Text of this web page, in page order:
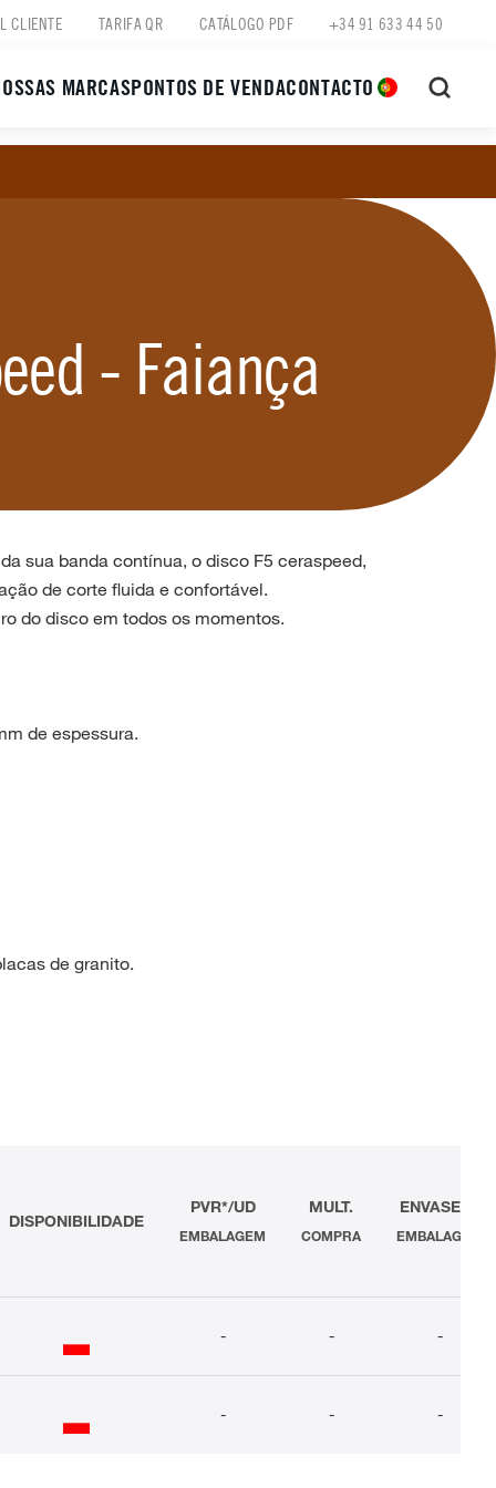
CLIENTE TARIFA QR CATÁLOGO PDF +34 91 633 44 50
MARCASPONTOS DE VENDACONTACTO
- Faiança
sua banda contínua, o disco F5 ceraspeed,
de corte fluida e confortável.
do disco em todos os momentos.
de espessura.
de granito.
DISPONIBILIDADE
PVR*/UD
EMBALAGEM
MULT.
COMPRA
ENVASES /
EMBALAGEM
- - -
- - -